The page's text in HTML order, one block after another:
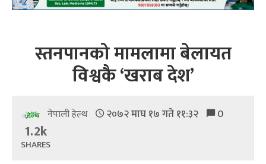
स्तनपानको मामलामा बेलायत
विश्वकै ‘खराब देश’
नेपाली हेल्थ २०७२ माघ १७ गते ११:३२ 0
1.2k
SHARES